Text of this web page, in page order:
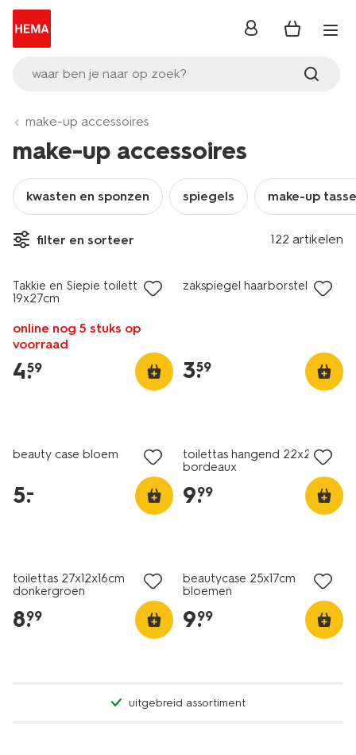
waar ben je naar op zoek?
inloggen
make-up accessoires
make-up accessoires
kwasten en sponzen spiegels make-up
filter en sorteer 122 artikelen
nieuw
Takkie en Siepie toilettas
19x27cm
online nog 5 stuks op
voorraad
4.
59
zakspiegel haarborstel beer
3.
59
beauty case bloem
5.
–
toilettas hangend 22x25cm
bordeaux
9.
99
toilettas 27x12x16cm
donkergroen
8.
99
beautycase 25x17cm
bloemen
9.
99
uitgebreid assortiment